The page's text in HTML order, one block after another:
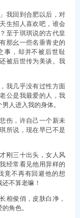
我回到合肥以后，对
生招人喜欢吧，谁会
至于琪琪说的古代皇
那幺一些名垂青史的
事，却并不被后世耻
被后世传为美谈。我
我几乎没有过性方面
公是我最爱的人，我
人进入我的身体。
伤，许自己一个新未
所说，现在早已不是
刚三十出头，女人风
经常看见他用异样的
竟不再有回避他的想
不算老嘛！
相俊俏，皮肤白净，
角色。